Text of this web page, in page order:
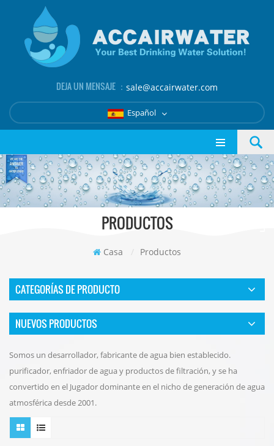
DEJA UN MENSAJE ： sale@accairwater.com
Español
PRODUCTOS
Casa / Productos
CATEGORÍAS DE PRODUCTO
NUEVOS PRODUCTOS
Somos un desarrollador, fabricante de agua bien establecido.
purificador, enfriador de agua y productos de filtración, y se ha
convertido en el Jugador dominante en el nicho de generación de agua
atmosférica desde 2001.